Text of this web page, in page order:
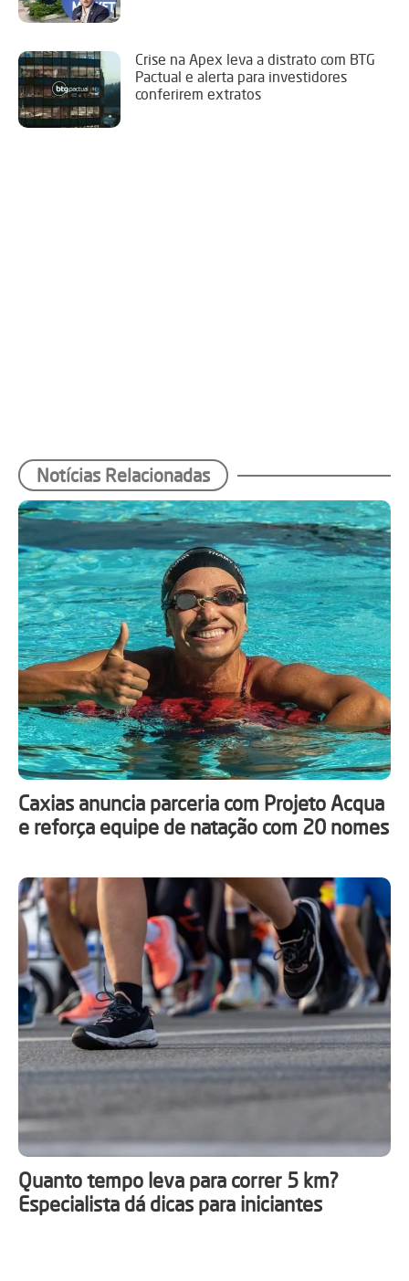
Crise na Apex leva a distrato com BTG
Pactual e alerta para investidores
conferirem extratos
Notícias Relacionadas
Caxias anuncia parceria com Projeto Acqua
e reforça equipe de natação com 20 nomes
Quanto tempo leva para correr 5 km?
Especialista dá dicas para iniciantes